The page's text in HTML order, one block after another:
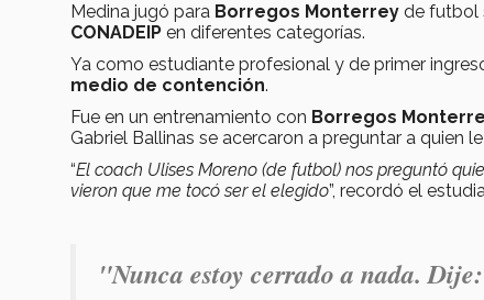
Medina jugó para Borregos Monterrey de futbol
CONADEIP en diferentes categorías.
Ya como estudiante profesional y de primer
medio de contención.
Fue en un entrenamiento con Borregos
Gabriel Ballinas se acercaron a preguntar a quien
“El coach Ulises Moreno (de futbol) nos preguntó
vieron que me tocó ser el elegido”, recordó el
"Nunca estoy cerrado a nada.